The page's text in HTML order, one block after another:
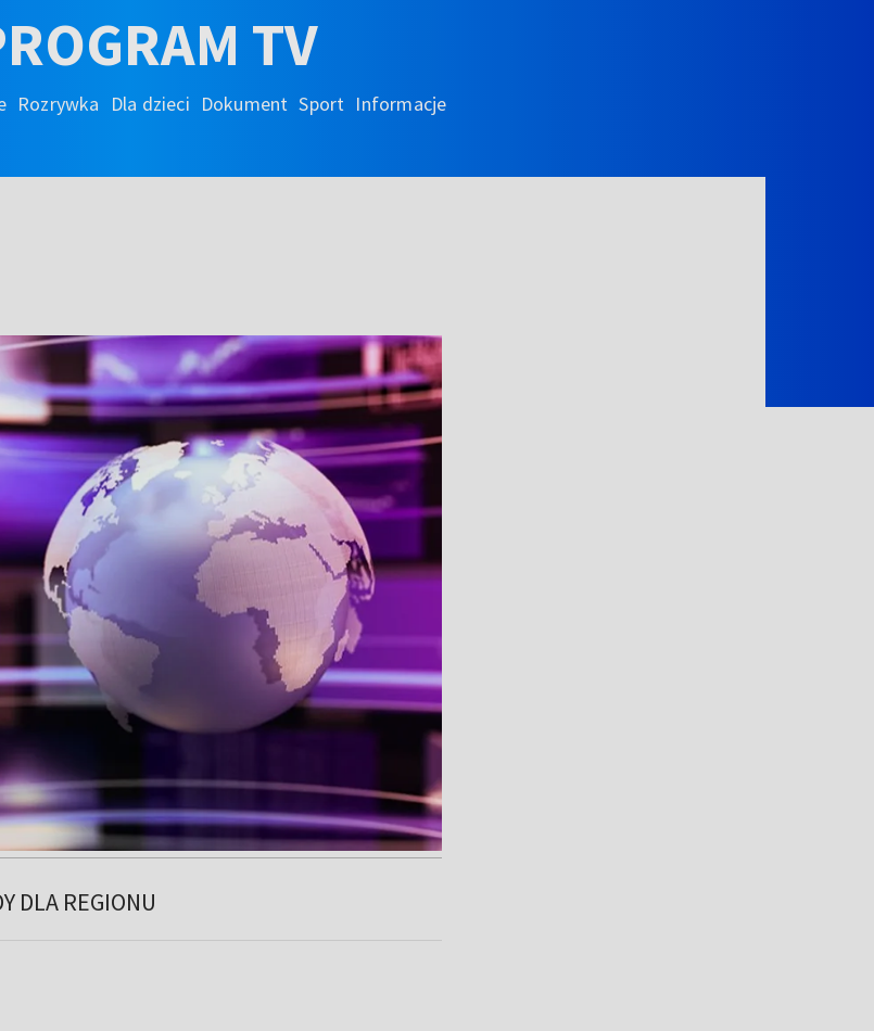
TV
Rozrywka Dla dzieci Dokument Sport Informacje
DLA REGIONU